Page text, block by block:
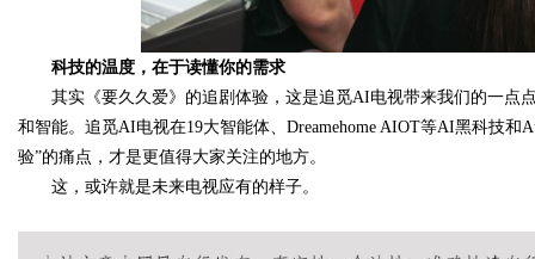
科技的温度，在于读懂你的需求
其实《要久久爱》的追剧体验，这是追觅AI电视带来我们的一点
和智能。追觅AI电视在19大智能体、Dreamehome AIOT等AI黑科技
验”的痛点，才是更值得大家关注的地方。
这，或许就是未来电视应有的样子。